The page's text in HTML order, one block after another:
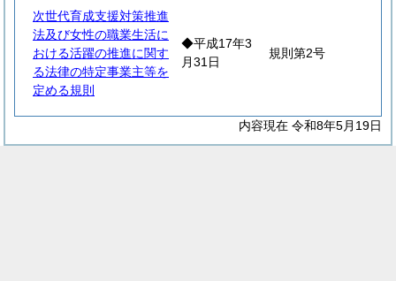
次世代育成支援対策推進
法及び女性の職業生活に
おける活躍の推進に関す
る法律の特定事業主等を
定める規則
◆平成17年3
月31日
規則第2号
内容現在 令和8年5月19日